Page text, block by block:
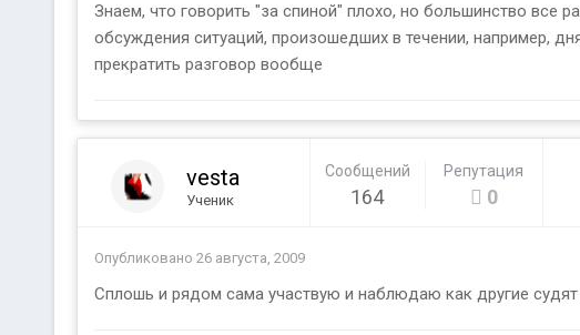
Знаем, что говорить "за спиной" плохо, но большинство все
обсуждения ситуаций, произошедших в течении, например,
прекратить разговор вообще
vesta
Ученик
Сообщений
164
Репутация
0
Опубликовано 26 августа, 2009
Сплошь и рядом сама участвую и наблюдаю как другие